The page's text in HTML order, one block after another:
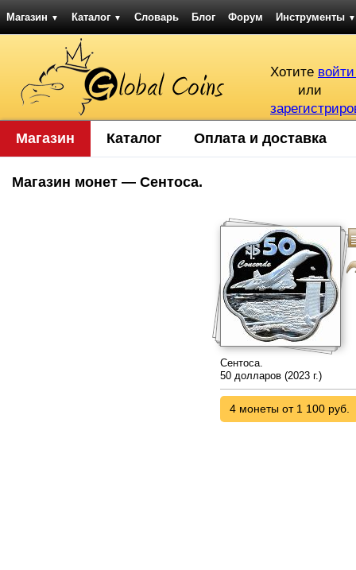
Магазин ▼ Каталог ▼ Словарь Блог Форум Инструменты ▼
Хотите
или
Магазин Каталог Оплата и доставка
Магазин монет — Сентоса.
Сентоса.
50 долларов (2023 г.)
4 монеты от 1 100 руб.